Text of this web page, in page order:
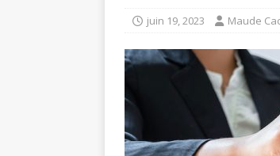
juin 19, 2023 Maude